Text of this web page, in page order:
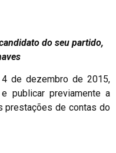
do seu partido,
de dezembro de 2015,
publicar previamente a
prestações de contas do